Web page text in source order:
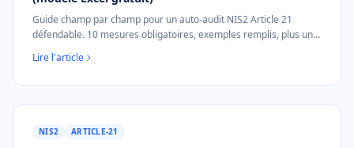
Guide champ par champ pour un auto-audit NIS2 Article 21
défendable. 10 mesures obligatoires, exemples remplis, plus un
Lire l'article
NIS2 ARTICLE-21